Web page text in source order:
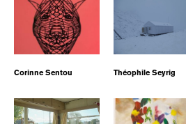
Corinne Sentou Théophile Seyrig